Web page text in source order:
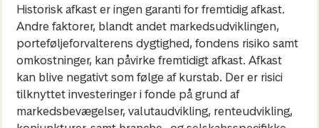
Historisk afkast er ingen garanti for fremtidig afkast.
Andre faktorer, blandt andet markedsudviklingen,
porteføljeforvalterens dygtighed, fondens risiko samt
omkostninger, kan påvirke fremtidigt afkast. Afkast
kan blive negativt som følge af kurstab. Der er risici
tilknyttet investeringer i fonde på grund af
markedsbevægelser, valutaudvikling, renteudvikling,